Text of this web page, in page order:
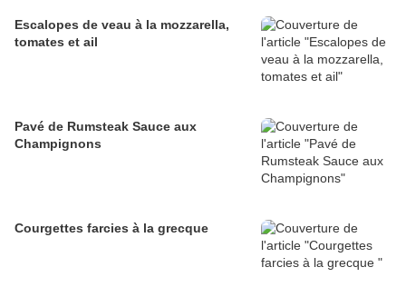
Escalopes de veau à la mozzarella,
tomates et ail
Pavé de Rumsteak Sauce aux
Champignons
Courgettes farcies à la grecque